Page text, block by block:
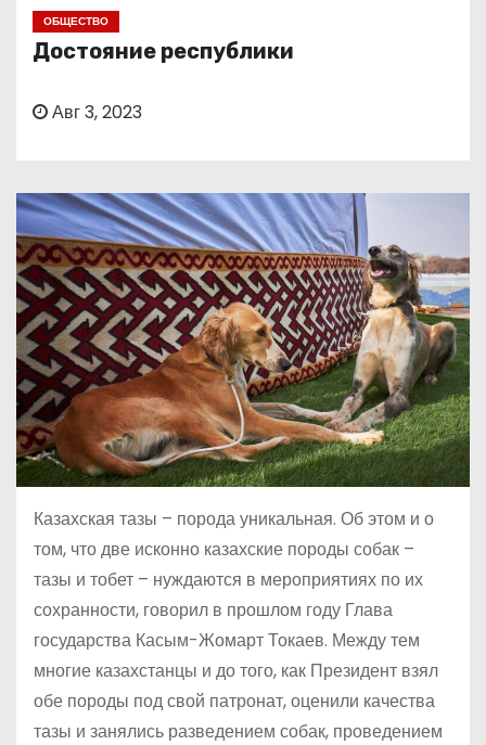
ОБЩЕСТВО
Достояние республики
Авг 3, 2023
Казахская тазы – порода уникальная. Об этом и о
том, что две исконно казахские породы собак –
тазы и тобет – нуждаются в мероприятиях по их
сохранности, говорил в прошлом году Глава
государства Касым-Жомарт Токаев. Между тем
многие казахстанцы и до того, как Президент взял
обе породы под свой патронат, оценили качества
тазы и занялись разведением собак, проведением